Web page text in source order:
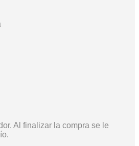
Al finalizar la compra se le